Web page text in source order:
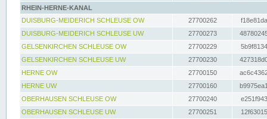
RHEIN-HERNE-KANAL
DUISBURG-MEIDERICH SCHLEUSE OW
27700262
DUISBURG-MEIDERICH SCHLEUSE UW
27700273
GELSENKIRCHEN SCHLEUSE OW
27700229
GELSENKIRCHEN SCHLEUSE UW
27700230
HERNE OW
27700150
HERNE UW
27700160
OBERHAUSEN SCHLEUSE OW
27700240
OBERHAUSEN SCHLEUSE UW
27700251